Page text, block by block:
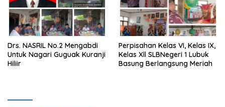
Drs. NASRIL No.2 Mengabdi
Untuk Nagari Guguak Kuranji
Hiliir
Perpisahan Kelas VI, Kelas IX,
Kelas Xll SLBNegeri 1 Lubuk
Basung Berlangsung Meriah